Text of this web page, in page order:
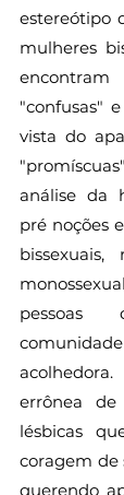
estereótipo
mulheres
"confusas"
vista do
análise da
pré noções
errônea
lésbicas
coragem de
querendo